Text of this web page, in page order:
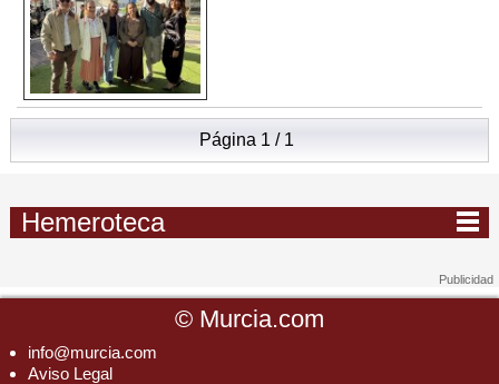
Página 1 / 1
Hemeroteca
© Murcia.com
info@murcia.com
Aviso Legal